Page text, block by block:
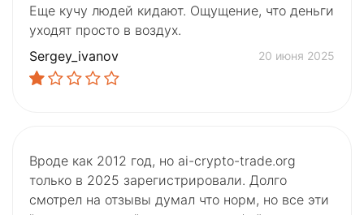
Еще кучу людей кидают. Ощущение, что деньги
уходят просто в воздух.
Sergey_ivanov
20 июня 2025
Вроде как 2012 год, но ai-crypto-trade.org
только в 2025 зарегистрировали. Долго
смотрел на отзывы думал что норм, но все эти